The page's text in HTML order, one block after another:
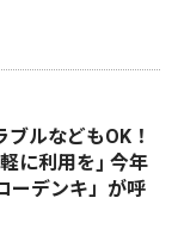
ルなどもOK！
に利用を｣ 今年
デンキ」が呼